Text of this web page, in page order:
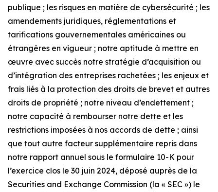
publique ; les risques en matière de cybersécurité ; les
amendements juridiques, réglementations et
tarifications gouvernementales américaines ou
étrangères en vigueur ; notre aptitude à mettre en
œuvre avec succès notre stratégie d’acquisition ou
d’intégration des entreprises rachetées ; les enjeux et
frais liés à la protection des droits de brevet et autres
droits de propriété ; notre niveau d’endettement ;
notre capacité à rembourser notre dette et les
restrictions imposées à nos accords de dette ; ainsi
que tout autre facteur supplémentaire repris dans
notre rapport annuel sous le formulaire 10-K pour
l’exercice clos le 30 juin 2024, déposé auprès de la
Securities and Exchange Commission (la « SEC ») le